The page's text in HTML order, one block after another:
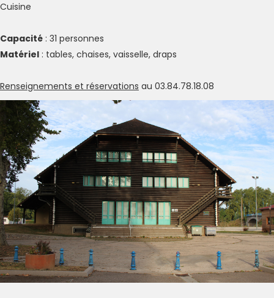
Cuisine
Capacité : 31 personnes
Matériel : tables, chaises, vaisselle, draps
Renseignements et réservations au 03.84.78.18.08